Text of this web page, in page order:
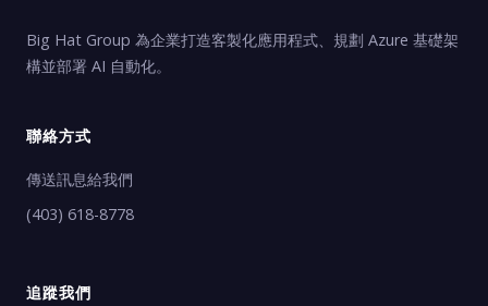
Big Hat Group 為企業打造客製化應用程式、規劃 Azure 基礎架
構並部署 AI 自動化。
聯絡方式
傳送訊息給我們
(403) 618-8778
追蹤我們